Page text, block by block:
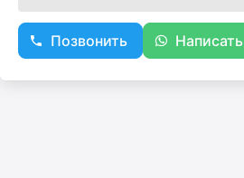
Позвонить Написать